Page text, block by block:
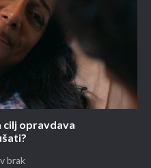
cilj opravdava
brak